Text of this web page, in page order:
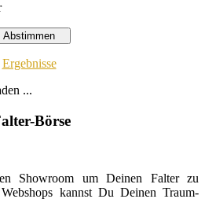
Ergebnisse
...
Börse
Showroom um Deinen Falter zu
kannst Du Deinen Traum-